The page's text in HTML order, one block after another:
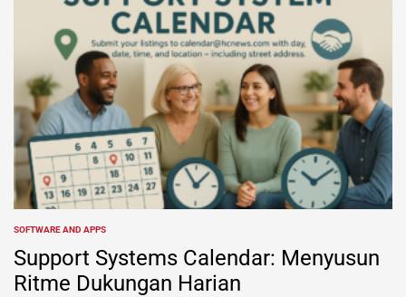
POSTED
IN
SOFTWARE AND APPS
Support Systems Calendar: Menyusun
Ritme Dukungan Harian